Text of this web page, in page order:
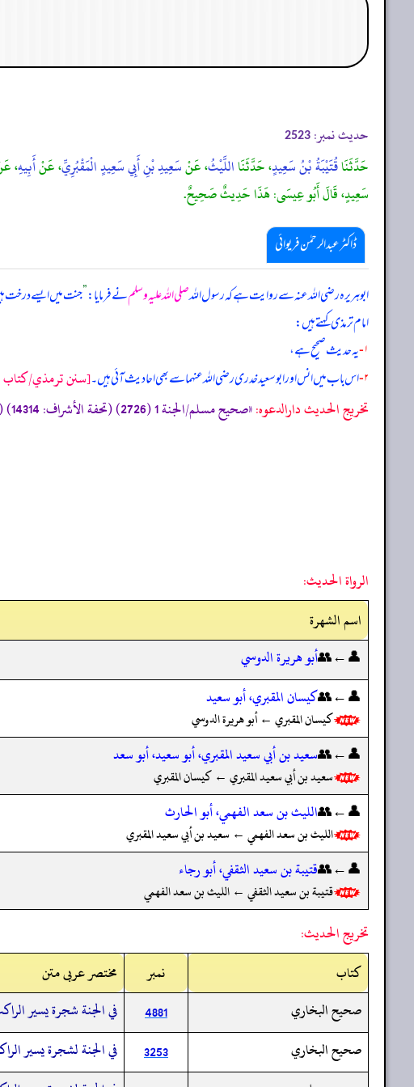
حدیث نمبر: 2523
حَدَّثَنَاقُتَيْبَةُ بْنُ سَعِيدٍ، حَدَّثَنَااللَّيْثُ، عَنْسَعِيدِ بْنِ أَبِي سَعِيدٍ الْمَقْبُرِيِّ، عَنْأَبِيهِ،
سَعِيدٍ، قَالَ أَبُو عِيسَى: هَذَا حَدِيثٌ صَحِيحٌ.
ڈاکٹر عبدالرحمٰن فریوائی
ابوہریرہ رضی الله عنہ سے روایت ہے کہرسول اللہصلی اللہ علیہ وسلمنے فرمایا:”جنت میں ایسے درخت
امام ترمذی کہتے ہیں:
۱- یہ حدیث صحیح ہے،
۲- اس باب میں انس اور ابو سعید خدری رضی الله عنہما سے بھی احادیث آئی ہیں۔[سنن ترمذي/كتاب
تخریج الحدیث دارالدعوہ:«صحیح مسلم/الجنة 1 (2726) (تحفة الأشراف: 14314) (صحیح)»
الرواة الحديث:
اسم الشهرة
👤←👥أبو هريرة الدوسي
👤←👥كيسان المقبري، أبو سعيد
كيسان المقبري ← أبو هريرة الدوسي
👤←👥سعيد بن أبي سعيد المقبري، أبو سعيد، أبو سعد
سعيد بن أبي سعيد المقبري ← كيسان المقبري
👤←👥الليث بن سعد الفهمي، أبو الحارث
الليث بن سعد الفهمي ← سعيد بن أبي سعيد المقبري
👤←👥قتيبة بن سعيد الثقفي، أبو رجاء
قتيبة بن سعيد الثقفي ← الليث بن سعد الفهمي
تخريج الحديث:
کتاب
نمبر
مختصر عربی متن
صحيح البخاري
4881
في الجنة شجرة يسير
صحيح البخاري
3253
في الجنة لشجرة يسير